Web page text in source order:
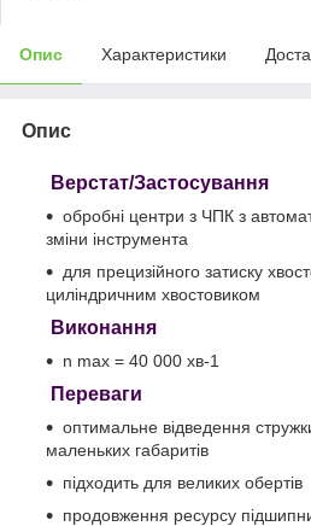
Опис Характеристики
Опис
Верстат/Застосування
обробні центри з ЧПК з
зміни інструмента
для прецизійного затиску
циліндричним хвостовиком
Виконання
n max = 40 000 хв-1
Переваги
оптимальне відведення
маленьких габаритів
підходить для великих обертів
продовження ресурсу